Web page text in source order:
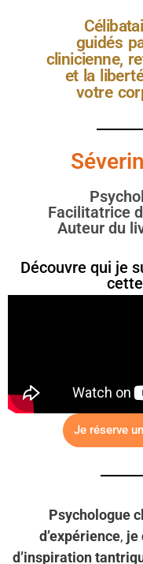
guidés
clinicienne,
et la
votre
Facilitatrice
Auteur du
Découvre qui je
Je réserve
Psychologue
d’expérience, je
d’inspiration